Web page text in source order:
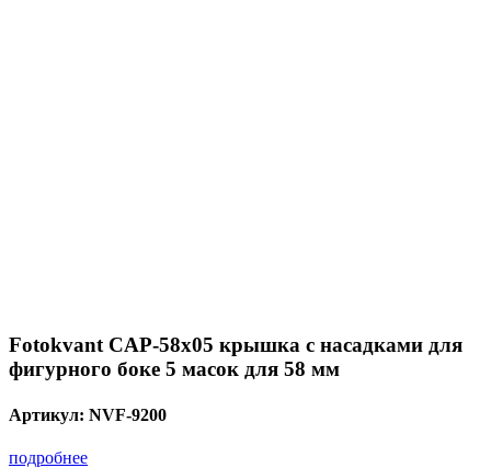
Fotokvant CAP-58х05 крышка с насадками для
фигурного боке 5 масок для 58 мм
Артикул: NVF-9200
подробнее